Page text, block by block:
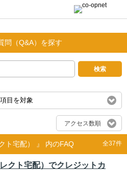
問（Q&A）を探す
目を対象
検索
アクセス数順
ト宅配） 』 内のFAQ 全37件
クト宅配）でクレジットカ